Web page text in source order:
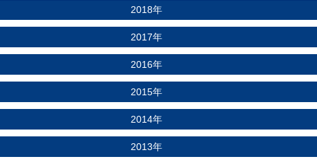
2018年
2017年
2016年
2015年
2014年
2013年